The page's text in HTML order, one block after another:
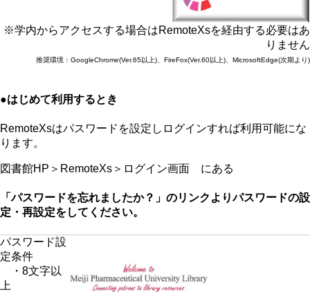
※学内からアクセスする場合はRemoteXsを経由する必要はあ
りません
推奨環境：GoogleChrome(Ver.65以上)、FireFox(Ver.60以上)、MicrosoftEdge(次期より)​
●はじめて利用するとき
RemoteXsはパスワードを設定しログインすれば利用可能にな
ります。
図書館HP＞RemoteXs＞ログイン画面 にある
「パスワードを忘れましたか？」のリンクよりパスワードの設
定・再設定をしてください。
パスワード設
定条件
・8文字以
上​